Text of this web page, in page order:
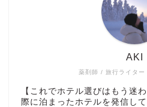
薬剤師 / 旅行ライタ
AKI
【これでホテル選びはもう迷
際に泊まったホテルを発信し